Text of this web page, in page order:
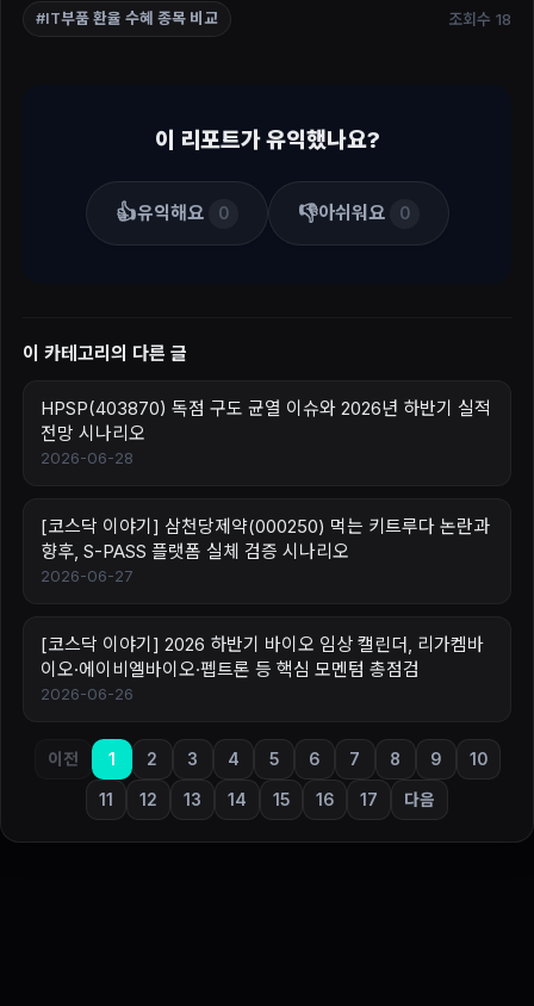
#IT부품 환율 수혜 종목 비교 조회수 18
이 리포트가 유익했나요?
👍유익해요 0 👎아쉬워요 0
이 카테고리의 다른 글
HPSP(403870) 독점 구도 균열 이슈와 2026년 하반기 실적
전망 시나리오
2026-06-28
[코스닥 이야기] 삼천당제약(000250) 먹는 키트루다 논란과
향후, S-PASS 플랫폼 실체 검증 시나리오
2026-06-27
[코스닥 이야기] 2026 하반기 바이오 임상 캘린더, 리가켐바
이오·에이비엘바이오·펩트론 등 핵심 모멘텀 총점검
2026-06-26
이전 1 2 3 4 5 6 7 8 9 10
11 12 13 14 15 16 17 다음